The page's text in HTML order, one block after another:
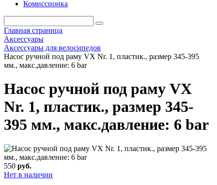
Комиссионка
Главная страница
Аксессуары
Аксессуары для велосипедов
Насос ручной под раму VX Nr. 1, пластик., размер 345-395
мм., макс.давление: 6 bar
Насос ручной под раму VX
Nr. 1, пластик., размер 345-
395 мм., макс.давление: 6 bar
550 руб.
Нет в наличии